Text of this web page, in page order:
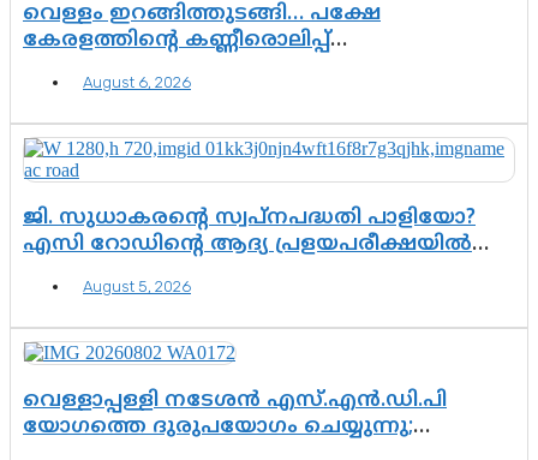
വെള്ളം ഇറങ്ങിത്തുടങ്ങി… പക്ഷേ
കേരളത്തിന്റെ കണ്ണീരൊലിപ്പ്
August 6, 2026
ജി. സുധാകരന്റെ സ്വപ്നപദ്ധതി പാളിയോ?
എസി റോഡിന്റെ ആദ്യ പ്രളയപരീക്ഷയിൽ
August 5, 2026
വെള്ളാപ്പള്ളി നടേശൻ എസ്.എൻ.ഡി.പി
യോഗത്തെ ദുരുപയോഗം ചെയ്യുന്നു;